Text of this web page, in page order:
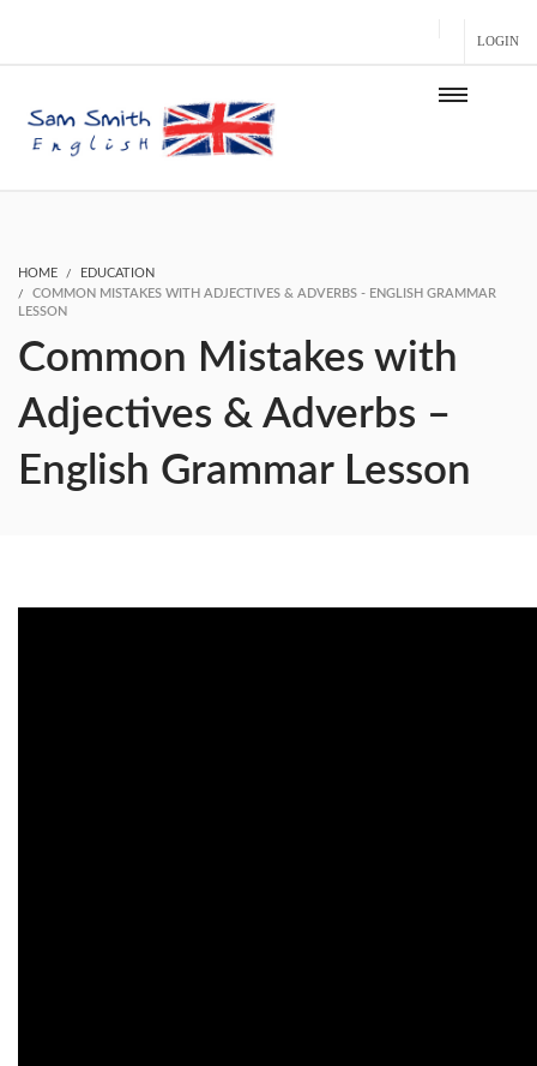
LOGIN
HOME
EDUCATION
COMMON MISTAKES WITH ADJECTIVES & ADVERBS - ENGLISH GRAMMAR
LESSON
Common Mistakes with
Adjectives & Adverbs –
English Grammar Lesson